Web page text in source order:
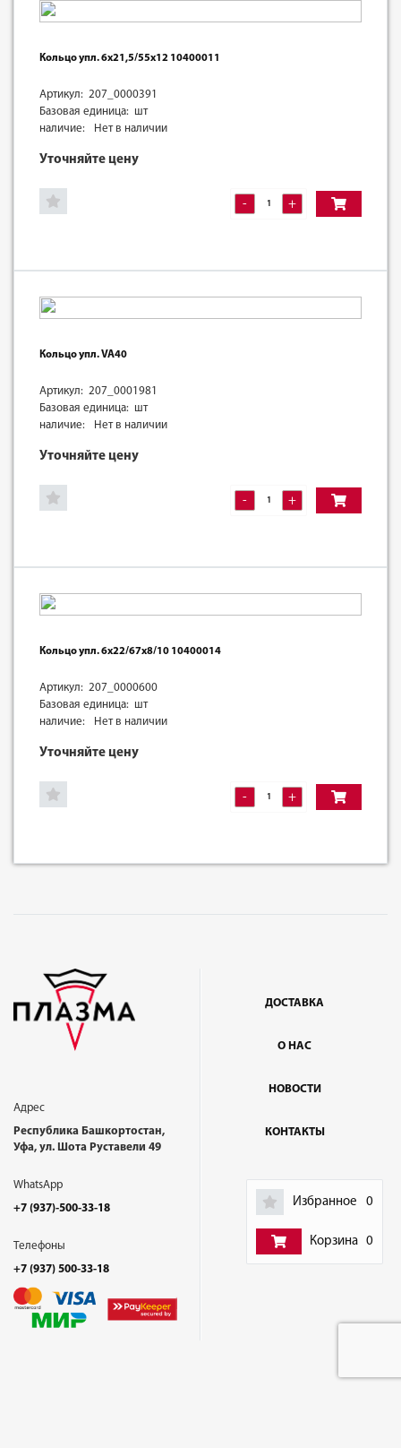
Избранное 0
Корзина 0
Кольцо упл. 6х21,5/55х12 10400011
Артикул: 207_0000391
Базовая единица: шт
наличие:
Нет в наличии
Уточняйте цену
- +
Кольцо упл. VA40
Артикул: 207_0001981
Базовая единица: шт
наличие:
Нет в наличии
Уточняйте цену
- +
Кольцо упл. 6х22/67х8/10 10400014
Артикул: 207_0000600
Базовая единица: шт
наличие:
Нет в наличии
Уточняйте цену
- +
Адрес
Республика Башкортостан,
Уфа, ул. Шота Руставели 49
WhatsApp
+7 (937)-500-33-18
Телефоны
+7 (937) 500-33-18
ДОСТАВКА
О НАС
НОВОСТИ
КОНТАКТЫ